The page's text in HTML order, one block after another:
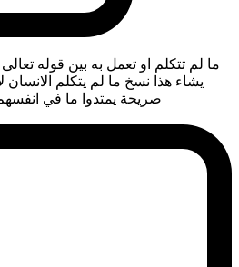
ما لم تتكلم او تعمل به بين قوله
يشاء هذا نسخ ما لم يتكلم
صريحة يمتدوا ما في